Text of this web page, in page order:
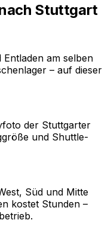
Stuttgart
Entladen am selben
– auf dieser
der Stuttgarter
und Shuttle-
Süd und Mitte
kostet Stunden –